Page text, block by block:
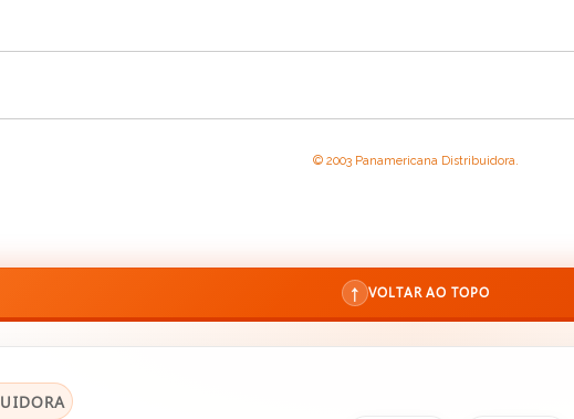
© 2003 Panamericana Distribuidora.
↑ VOLTAR AO TOPO